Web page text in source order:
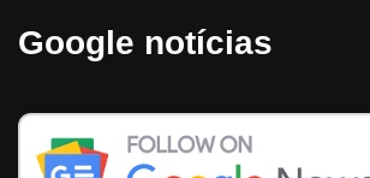
Google notícias